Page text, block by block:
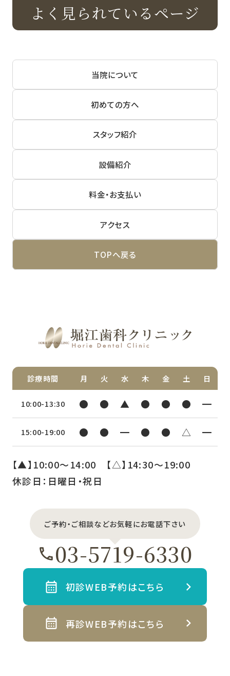
よく見られているページ
当院について
初めての方へ
スタッフ紹介
設備紹介
料金・お支払い
アクセス
TOPへ戻る
診療時間 月 火 水 木 金 土 日
10:00-13:30 ● ● ▲ ● ● ● ━
15:00-19:00 ● ● ━ ● ● △ ━
【▲】10:00〜14:00 【△】14:30〜19:00
休診日：日曜日・祝日
ご予約・ご相談などお気軽にお電話下さい
03-5719-6330
初診WEB予約はこちら
再診WEB予約はこちら